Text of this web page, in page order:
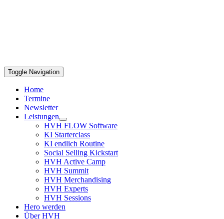
Toggle Navigation
Home
Termine
Newsletter
Leistungen
HVH FLOW Software
KI Starterclass
KI endlich Routine
Social Selling Kickstart
HVH Active Camp
HVH Summit
HVH Merchandising
HVH Experts
HVH Sessions
Hero werden
Über HVH